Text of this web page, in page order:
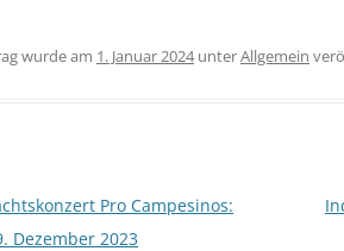
wurde am 1. Januar 2024unterAllgemein
Pro Campesinos:
Dezember 2023